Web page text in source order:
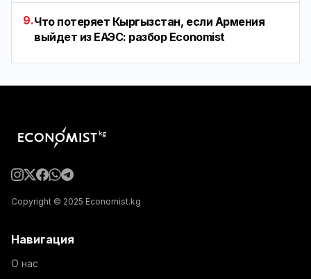
9.Что потеряет Кыргызстан, если Армения
выйдет из ЕАЭС: разбор Economist
Copyright © 2025 Economist.kg
Навигация
О нас